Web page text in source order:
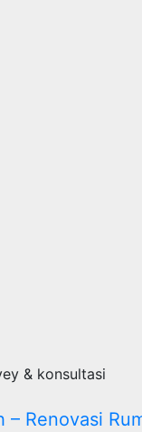
& konsultasi